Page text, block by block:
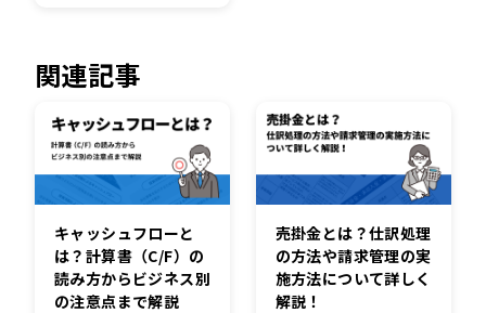
関連記事
キャッシュフローと
は？計算書（C/F）の
読み方からビジネス別
の注意点まで解説
売掛金とは？仕訳処理
の方法や請求管理の実
施方法について詳しく
解説！